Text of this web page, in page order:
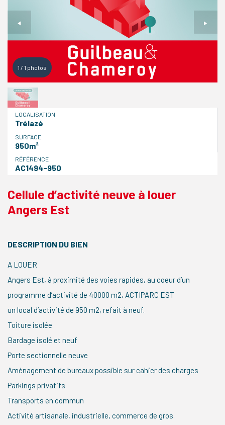
1 / 1 photos
LOCALISATION
Trélazé
SURFACE
950m²
RÉFÉRENCE
AC1494-950
Cellule d’activité neuve à louer
Angers Est
DESCRIPTION DU BIEN
A LOUER
Angers Est, à proximité des voies rapides, au coeur d’un
programme d’activité de 40000 m2, ACTIPARC EST
un local d’activité de 950 m2, refait à neuf.
Toiture isolée
Bardage isolé et neuf
Porte sectionnelle neuve
Aménagement de bureaux possible sur cahier des charges
Parkings privatifs
Transports en commun
Activité artisanale, industrielle, commerce de gros.